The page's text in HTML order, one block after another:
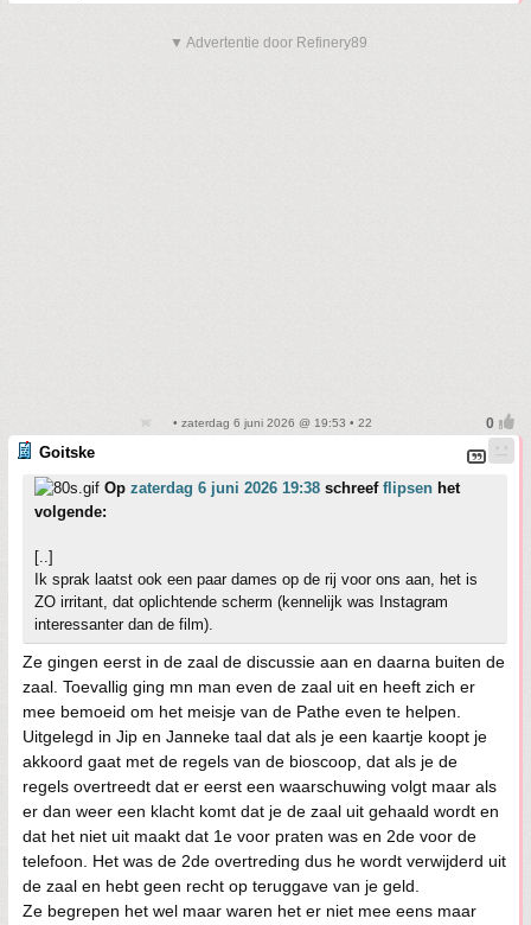
▼ Advertentie door Refinery89
• zaterdag 6 juni 2026 @ 19:53 • 22
Goitske
Op zaterdag 6 juni 2026 19:38 schreef flipsen het
volgende:
[..]
Ik sprak laatst ook een paar dames op de rij voor ons aan, het is
ZO irritant, dat oplichtende scherm (kennelijk was Instagram
interessanter dan de film).
Ze gingen eerst in de zaal de discussie aan en daarna buiten de
zaal. Toevallig ging mn man even de zaal uit en heeft zich er
mee bemoeid om het meisje van de Pathe even te helpen.
Uitgelegd in Jip en Janneke taal dat als je een kaartje koopt je
akkoord gaat met de regels van de bioscoop, dat als je de
regels overtreedt dat er eerst een waarschuwing volgt maar als
er dan weer een klacht komt dat je de zaal uit gehaald wordt en
dat het niet uit maakt dat 1e voor praten was en 2de voor de
telefoon. Het was de 2de overtreding dus he wordt verwijderd uit
de zaal en hebt geen recht op teruggave van je geld.
Ze begrepen het wel maar waren het er niet mee eens maar